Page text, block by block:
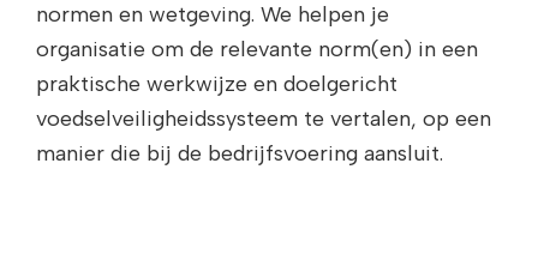
normen en wetgeving. We helpen je
organisatie om de relevante norm(en) in een
praktische werkwijze en doelgericht
voedselveiligheidssysteem te vertalen, op een
manier die bij de bedrijfsvoering aansluit.